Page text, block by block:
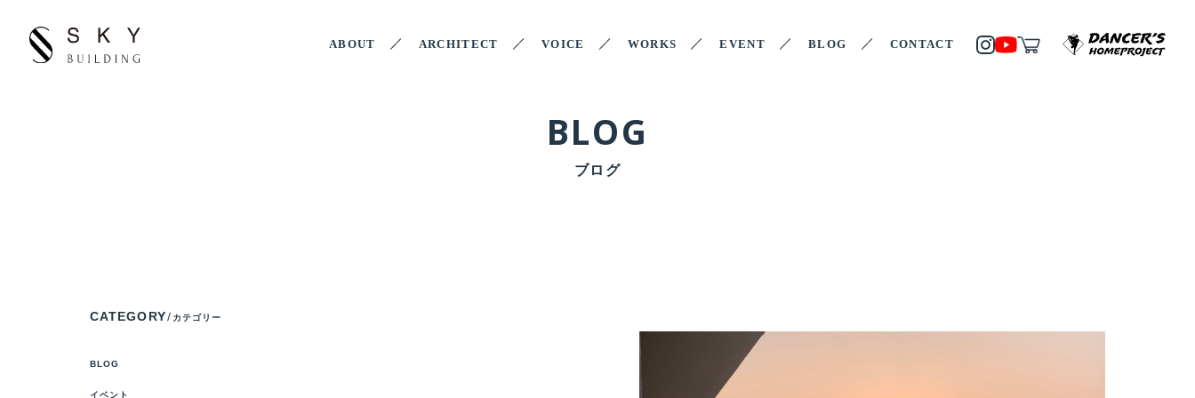
ABOUT ARCHITECT VOICE WORKS EVENT BLOG CONTACT
BLOG
ブログ
CATEGORY カテゴリー
BLOG
イベント